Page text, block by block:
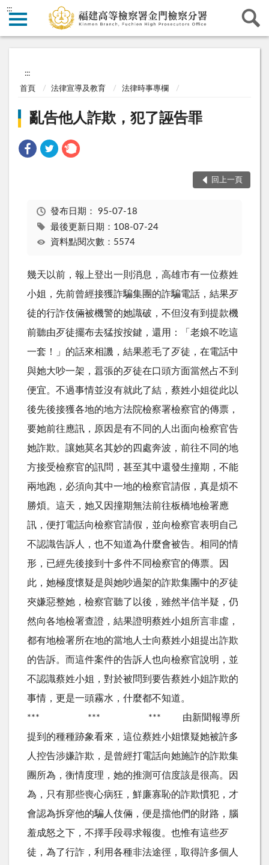
:::
:::
首頁 法律宣導及教育 法律時事專欄
亂告他人詐欺，犯了誣告罪
回上一頁
發布日期： 95-07-18
最後更新日期：108-07-24
資料點閱次數：5574
幾天以前，報上登出一則消息，高雄市有一位蔡姓
小姐，先前曾經接獲詐騙集團的詐騙電話，結果歹
徒的行詐伎倆被機警的她識破，不但沒有到提款機
前聽由歹徒擺布去猛按按鍵，還用：「老娘不吃這
一套！」的話來相譏，結果惹毛了歹徒，在電話中
與她大吵一架，囂張的歹徒在口頭方面當然占不到
便宜。不過事情並沒有就此了結，蔡姓小姐從此以
後先後接獲各地的地方法院檢察署檢察官的傳票，
要她前往應訊，原因是有不同的人出面向檢察官告
她詐欺。讓她莫名其妙的四處奔波，前往不同的地
方接受檢察官的訊問，甚至其中還發生撞期，不能
兩地跑，必須向其中一地的檢察官請假，真是煩不
勝煩。這天，她又因撞期無法前往板橋地檢署應
訊，便打電話向檢察官請假，並向檢察官表明自己
不認識告訴人，也不知道為什麼會被告。相同的情
形，已經先後接到十多件不同檢察官的傳票。因
此，她極度懷疑是與她吵過架的詐欺集團中的歹徒
夾嫌惡整她，檢察官聽了以後，雖然半信半疑，仍
然向各地檢署查證，結果證明蔡姓小姐所言非虛，
都有地檢署所在地的當地人士向蔡姓小姐提出詐欺
的告訴。而這件案件的告訴人也向檢察官說明，並
不認識蔡姓小姐，對於被問到要告蔡姓小姐詐欺的
事情，更是一頭霧水，什麼都不知道。
*** *** *** 由新聞報導所
提到的種種跡象看來，這位蔡姓小姐懷疑她被許多
人控告涉嫌詐欺，是曾經打電話向她施詐的詐欺集
團所為，衡情度理，她的推測可信度該是很高。因
為，只有那些喪心病狂，鮮廉寡恥的詐欺慣犯，才
會認為拆穿他的騙人伎倆，便是擋他們的財路，腦
羞成怒之下，不擇手段尋求報復。也惟有這些歹
徒，為了行詐，利用各種非法途徑，取得許多個人